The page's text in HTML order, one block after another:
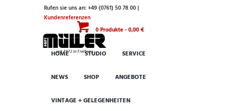
Rufen sie uns an: +49 (0761) 50 78 00 |
Kundenreferenzen
0 Produkte-0,00 €
HOME STUDIO SERVICE
NEWS SHOP ANGEBOTE
VINTAGE + GELEGENHEITEN